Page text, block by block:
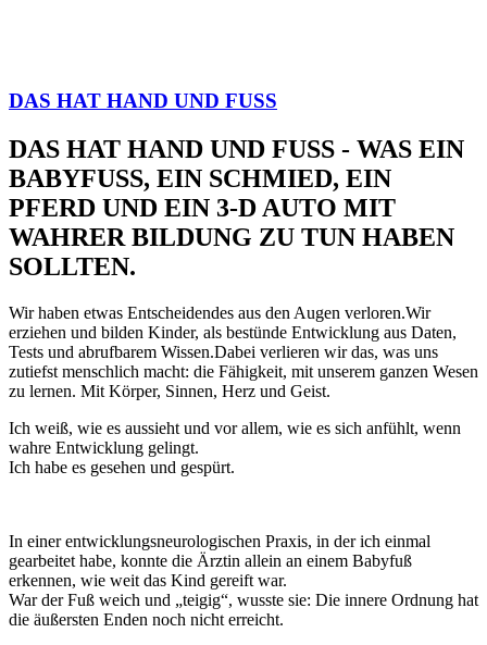
DAS HAT HAND UND FUSS
DAS HAT HAND UND FUSS - WAS EIN
BABYFUSS, EIN SCHMIED, EIN
PFERD UND EIN 3-D AUTO MIT
WAHRER BILDUNG ZU TUN HABEN
SOLLTEN.
Wir haben etwas Entscheidendes aus den Augen verloren.Wir
erziehen und bilden Kinder, als bestünde Entwicklung aus Daten,
Tests und abrufbarem Wissen.Dabei verlieren wir das, was uns
zutiefst menschlich macht: die Fähigkeit, mit unserem ganzen Wesen
zu lernen. Mit Körper, Sinnen, Herz und Geist.
Ich weiß, wie es aussieht und vor allem, wie es sich anfühlt, wenn
wahre Entwicklung gelingt.
Ich habe es gesehen und gespürt.
In einer entwicklungsneurologischen Praxis, in der ich einmal
gearbeitet habe, konnte die Ärztin allein an einem Babyfuß
erkennen, wie weit das Kind gereift war.
War der Fuß weich und „teigig“, wusste sie: Die innere Ordnung hat
die äußersten Enden noch nicht erreicht.